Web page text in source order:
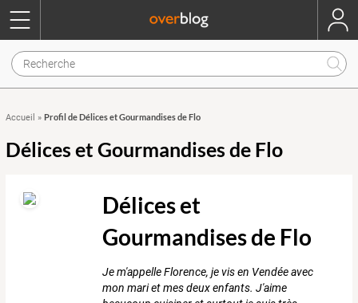
Accueil » Profil de Délices et Gourmandises de Flo
Délices et Gourmandises de Flo
Délices et
Gourmandises de Flo
Je m'appelle Florence, je vis en Vendée avec
mon mari et mes deux enfants. J'aime